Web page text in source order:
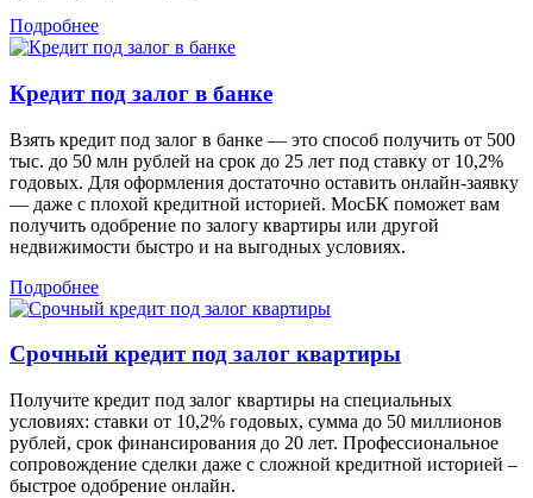
Подробнее
Кредит под залог в банке
Взять кредит под залог в банке — это способ получить от 500
тыс. до 50 млн рублей на срок до 25 лет под ставку от 10,2%
годовых. Для оформления достаточно оставить онлайн-заявку
— даже с плохой кредитной историей. МосБК поможет вам
получить одобрение по залогу квартиры или другой
недвижимости быстро и на выгодных условиях.
Подробнее
Срочный кредит под залог квартиры
Получите кредит под залог квартиры на специальных
условиях: ставки от 10,2% годовых, сумма до 50 миллионов
рублей, срок финансирования до 20 лет. Профессиональное
сопровождение сделки даже с сложной кредитной историей –
быстрое одобрение онлайн.